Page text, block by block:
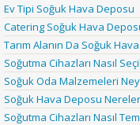
Ev Tipi Soğuk Hava Deposu
Catering Soğuk Hava
Tarım Alanın Da Soğuk
Soğutma Cihazları Nasıl
Soğuk Oda Malzemeleri
Soğuk Hava Deposu
Soğutma Cihazları Nasıl